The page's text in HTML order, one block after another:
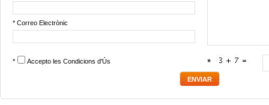
* Correo Electrònic
* Accepto les Condicions d'Ús *